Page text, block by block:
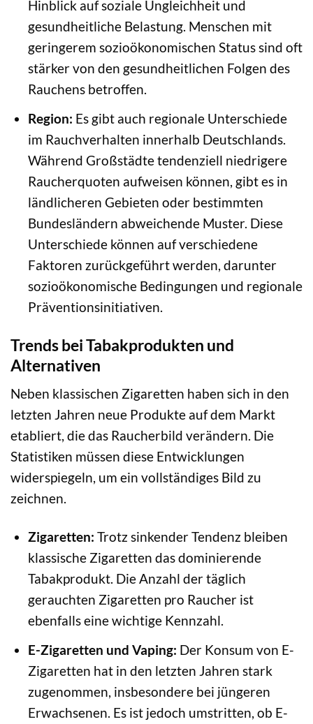
Hinblick auf soziale Ungleichheit und
gesundheitliche Belastung. Menschen mit
geringerem sozioökonomischen Status sind oft
stärker von den gesundheitlichen Folgen des
Rauchens betroffen.
Region: Es gibt auch regionale Unterschiede
im Rauchverhalten innerhalb Deutschlands.
Während Großstädte tendenziell niedrigere
Raucherquoten aufweisen können, gibt es in
ländlicheren Gebieten oder bestimmten
Bundesländern abweichende Muster. Diese
Unterschiede können auf verschiedene
Faktoren zurückgeführt werden, darunter
sozioökonomische Bedingungen und regionale
Präventionsinitiativen.
Trends bei Tabakprodukten und
Alternativen
Neben klassischen Zigaretten haben sich in den
letzten Jahren neue Produkte auf dem Markt
etabliert, die das Raucherbild verändern. Die
Statistiken müssen diese Entwicklungen
widerspiegeln, um ein vollständiges Bild zu
zeichnen.
Zigaretten: Trotz sinkender Tendenz bleiben
klassische Zigaretten das dominierende
Tabakprodukt. Die Anzahl der täglich
gerauchten Zigaretten pro Raucher ist
ebenfalls eine wichtige Kennzahl.
E-Zigaretten und Vaping: Der Konsum von E-
Zigaretten hat in den letzten Jahren stark
zugenommen, insbesondere bei jüngeren
Erwachsenen. Es ist jedoch umstritten, ob E-